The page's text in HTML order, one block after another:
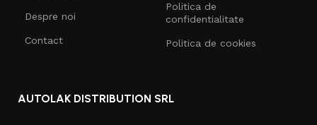
Despre noi
Contact
Politica de
confidentialitate
Politica de cookies
AUTOLAK DISTRIBUTION SRL